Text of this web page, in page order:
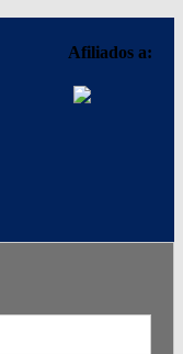
Afiliados a: